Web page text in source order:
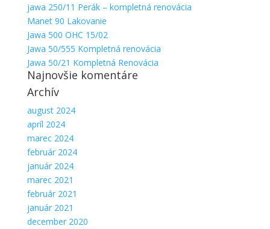
jawa 250/11 Perák – kompletná renovácia
Manet 90 Lakovanie
Jawa 500 OHC 15/02
Jawa 50/555 Kompletná renovácia
Jawa 50/21 Kompletná Renovácia
Najnovšie komentáre
Archív
august 2024
apríl 2024
marec 2024
február 2024
január 2024
marec 2021
február 2021
január 2021
december 2020